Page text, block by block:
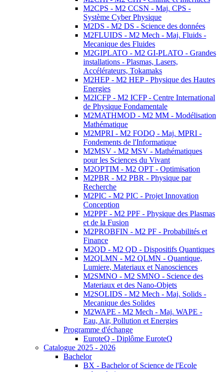
M2CPS - M2 CCSN - Maj. CPS -
Système Cyber Physique
M2DS - M2 DS - Science des données
M2FLUIDS - M2 Mech - Maj. Fluids -
Mecanique des Fluides
M2GIPLATO - M2 GI-PLATO - Grandes
installations - Plasmas, Lasers,
Accélérateurs, Tokamaks
M2HEP - M2 HEP - Physique des Hautes
Energies
M2ICFP - M2 ICFP - Centre International
de Physique Fondamentale
M2MATHMOD - M2 MM - Modélisation
Mathématique
M2MPRI - M2 FODQ - Maj. MPRI -
Fondements de l'Informatique
M2MSV - M2 MSV - Mathématiques
pour les Sciences du Vivant
M2OPTIM - M2 OPT - Optimisation
M2PBR - M2 PBR - Physique par
Recherche
M2PIC - M2 PIC - Projet Innovation
Conception
M2PPF - M2 PPF - Physique des Plasmas
et de la Fusion
M2PROBFIN - M2 PF - Probabilités et
Finance
M2QD - M2 QD - Dispositifs Quantiques
M2QLMN - M2 QLMN - Quantique,
Lumiere, Materiaux et Nanosciences
M2SMNO - M2 SMNO - Science des
Materiaux et des Nano-Objets
M2SOLIDS - M2 Mech - Maj. Solids -
Mecanique des Solides
M2WAPE - M2 Mech - Maj. WAPE -
Eau, Air, Pollution et Energies
Programme d'échange
EuroteQ - Diplôme EuroteQ
Catalogue 2025 - 2026
Bachelor
BX - Bachelor of Science de l'Ecole